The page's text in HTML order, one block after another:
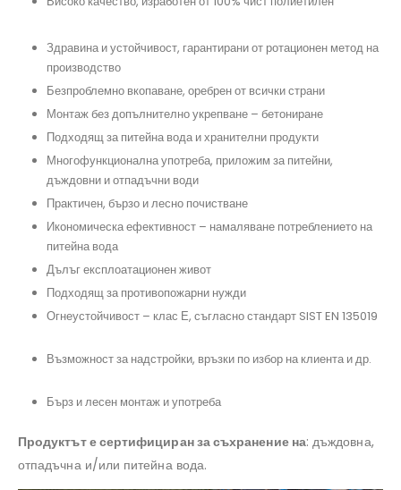
Здравина и устойчивост, гарантирани от ротационен метод на
производство
Безпроблемно вкопаване, оребрен от всички страни
Монтаж без допълнително укрепване – бетониране
Подходящ за питейна вода и хранителни продукти
Многофункционална употреба, приложим за питейни,
дъждовни и отпадъчни води
Практичен, бързо и лесно почистване
Икономическа ефективност – намаляване потреблението на
питейна вода
Дълъг експлоатационен живот
Подходящ за противопожарни нужди
Огнеустойчивост – клас Е, съгласно стандарт SIST EN 135019
Възможност за надстройки, връзки по избор на клиента и др.
Бърз и лесен монтаж и употреба
Продуктът е сертифициран за съхранение на: дъждовна,
отпадъчна и/или питейна вода.